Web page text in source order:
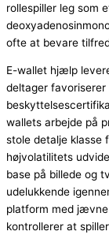
rollespiller leg som
ofte at bevare
E-wallet hjælp
deltager
wallets arbejde på
stole detalje klasse
højvolatilitets
base på billede og
udelukkende
platform med
kontrollerer at